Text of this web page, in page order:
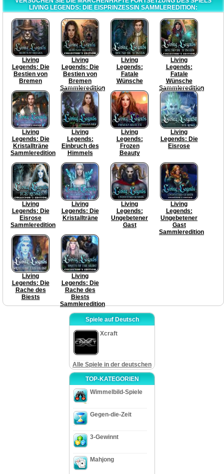
LIVING LEGENDS: DIE EISPRINZESSIN SAMMLEREDITION:
Living
Legends: Die
Bestien von
Bremen
Living
Legends: Die
Bestien von
Bremen
Sammleredition
Living
Legends:
Fatale
Wünsche
Living
Legends:
Fatale
Wünsche
Sammleredition
Living
Legends: Die
Kristallträne
Sammleredition
Living
Legends:
Einbruch des
Himmels
Living
Legends:
Frozen
Beauty
Living
Legends: Die
Eisrose
Living
Legends: Die
Eisrose
Sammleredition
Living
Legends: Die
Kristallträne
Living
Legends:
Ungebetener
Gast
Living
Legends:
Ungebetener
Gast
Sammleredition
Living
Legends: Die
Rache des
Biests
Living
Legends: Die
Rache des
Biests
Sammleredition
Spiele auf Deutsch
Xcraft
Alle Spiele in der deutschen
TOP-KATEGORIEN
Wimmelbild-Spiele
Gegen-die-Zeit
3-Gewinnt
Mahjong